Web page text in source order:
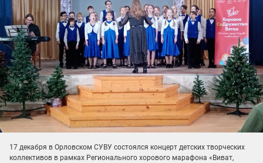
17 декабря в Орловском СУВУ состоялся концерт детских творческих
коллективов в рамках Регионального хорового марафона «Виват,